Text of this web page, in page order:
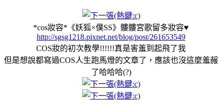
*cos妝容*《妖狐×僕SS》髏髏宮歌留多妝容♥
http://sgsg1218.pixnet.net/blog/post/261653549
COS妝的初次教學!!!!!!真是害羞到起飛了我
但是想說都寫過COS人生跑馬燈的文章了，應該也沒這麼羞赧
了哈哈哈(?)